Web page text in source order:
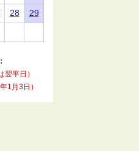
28 29
翌平日）
1月3日）